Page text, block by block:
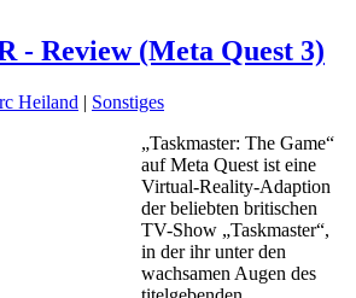
- Review (Meta Quest 3)
Heiland | Sonstiges
„Taskmaster: The Game“
auf Meta Quest ist eine
Virtual-Reality-Adaption
der beliebten britischen
TV-Show „Taskmaster“,
in der ihr unter den
wachsamen Augen des